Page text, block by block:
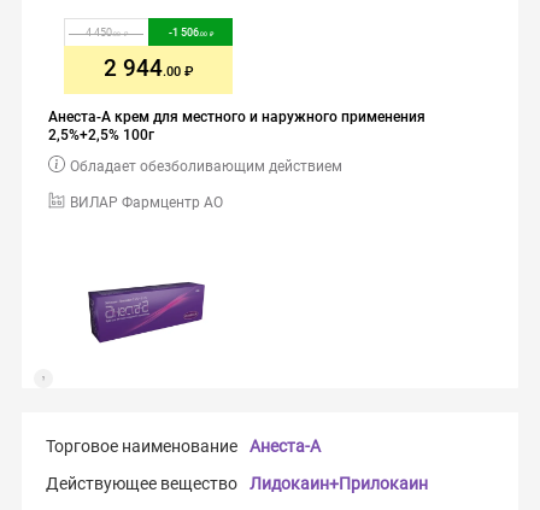
Анеста-А крем для местного и наружного применения
2,5%+2,5% 100г
ВИЛАР Фармцентр АО
Обладает обезболивающим действием
4 450.00 -1 506.00
2 944.00
Торговое наименование
Анеста-А
Действующее вещество
Лидокаин+Прилокаин